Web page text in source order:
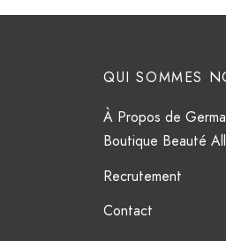
QUI SOMMES
À Propos de
Boutique Beauté
Recrutement
Contact